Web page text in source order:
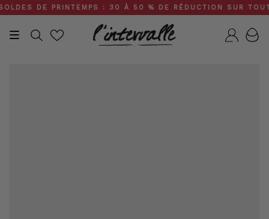
Skip
to
content
DE PRINTEMPS : 30 À 50 % DE RÉDUCTION SUR TOUT
Recherche